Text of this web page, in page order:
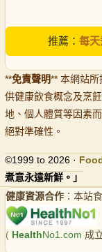
推薦： 每天
**免責聲明** 本網站
供健康飲食概念及烹
地、個人體質等因素
絕對準確性。
©1999 to 2026 ·
煮意永遠新鮮。」
健康資源合作 ：本站
( HealthNo1.com 成